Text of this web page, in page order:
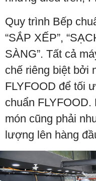
Quy trình Bếp
“SẮP XẾP”,
SÀNG”. Tất cả
chế riêng biệt bởi
FLYFOOD để tối
chuẩn FLYFOOD.
món cũng phải
lượng lên hàng